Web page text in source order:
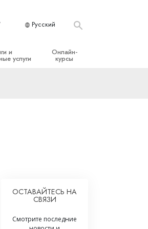
Русский
и
услуги
Онлайн-
курсы
тонов
ОСТАВАЙТЕСЬ НА
СВЯЗИ
Смотрите последние